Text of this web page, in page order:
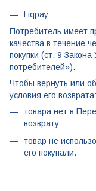
Liqpay
Потребитель имеет
качества в течение
покупки (ст. 9
потребителей»).
Чтобы вернуть или
условия его возврата:
товара нет в
возврату
товар не
его покупали.